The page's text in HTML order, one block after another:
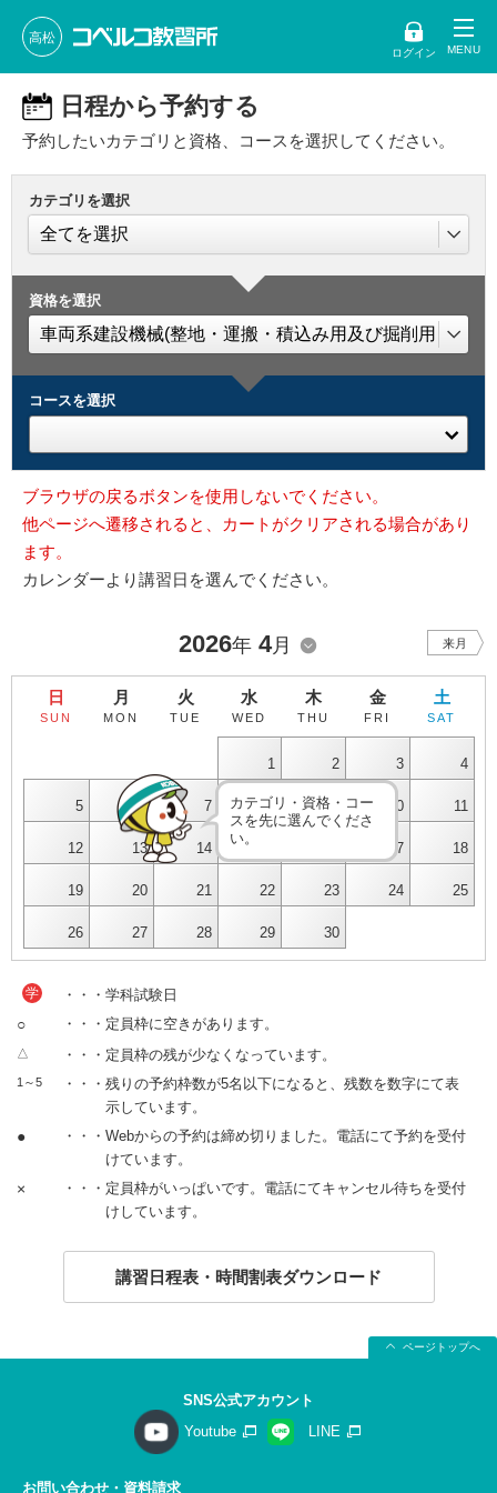
高松
ログイン
日程から予約する
予約したいカテゴリと資格、コースを選択してください。
カテゴリを選択
資格を選択
コースを選択
ブラウザの戻るボタンを使用しないでください。
他ページへ遷移されると、カートがクリアされる場合があり
ます。
カレンダーより講習日を選んでください。
2026年 4月 来月
日
SUN
月
MON
火
TUE
水
WED
木
THU
金
FRI
土
SAT
1 2 3 4
5 6 7 8 9 10 11
12 13 14 17 18
19 20 21 22 23 24 25
26 27 28 29 30
カテゴリ・資格・コー
スを先に選んでくださ
い。
学 ・・・学科試験日
○ ・・・定員枠に空きがあります。
△ ・・・定員枠の残が少なくなっています。
1～5
・・・残りの予約枠数が5名以下になると、残数を数字にて表
示しています。
●
・・・Webからの予約は締め切りました。電話にて予約を受付
けています。
×
・・・定員枠がいっぱいです。電話にてキャンセル待ちを受付
けしています。
講習日程表・時間割表ダウンロード
ページトップへ
SNS公式アカウント
Youtube
LINE
お問い合わせ・資料請求